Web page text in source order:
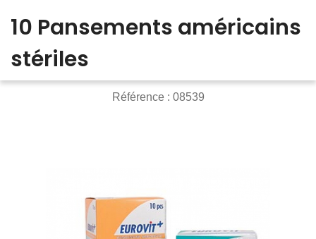
10 Pansements américains
stériles
Référence : 08539